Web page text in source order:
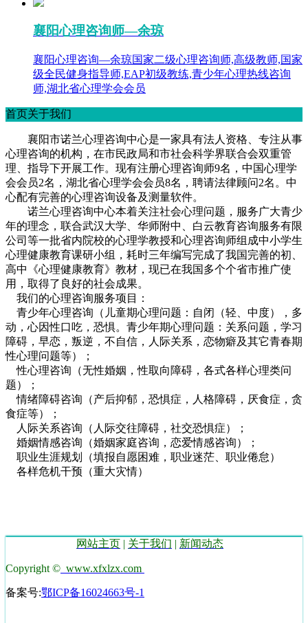
襄阳心理咨询师—余琼
襄阳心理咨询—余琼国家二级心理咨询师,高级教师,国家
级全民健身指导师,EAP初级教练,青少年心理热线咨询
师,湖北省心理学会会员
首页关于我们
襄阳市诺兰心理咨询中心是一家具有法人资格、专注从事
心理咨询的机构，在市民政局和市社会科学界联合会双重管
理、指导下开展工作。现有注册心理咨询师9名，中国心理学
会会员2名，湖北省心理学会会员8名，聘请法律顾问2名。中
心配有完善的心理咨询设备及测量软件。
诺兰心理咨询中心本着关注社会心理问题，服务广大青少
年的理念，联合武汉大学、华师附中、白云教育咨询服务有限
公司等一批省内院校的心理学教授和心理咨询师组成中小学生
心理健康教育课研小组，耗时三年编写完成了我国完善的初、
高中《心理健康教育》教材，现已在我国多个个省市推广使
用，取得了良好的社会成果。
我们的心理咨询服务项目：
青少年心理咨询（儿童期心理问题：自闭（轻、中度），多
动，心因性口吃，恐惧。青少年期心理问题：关系问题，学习
障碍，早恋，叛逆，不自信，人际关系，恋物癖及其它青春期
性心理问题等）；
性心理咨询（无性婚姻，性取向障碍，各式各样心理类问
题）；
情绪障碍咨询（产后抑郁，恐惧症，人格障碍，厌食症，贪
食症等）；
人际关系咨询（人际交往障碍，社交恐惧症）；
婚姻情感咨询（婚姻家庭咨询，恋爱情感咨询）；
职业生涯规划（填报自愿困难，职业迷茫、职业倦怠）
各样危机干预（重大灾情）
网站主页 | 关于我们 | 新闻动态
Copyright © www.xfxlzx.com
备案号:鄂ICP备16024663号-1